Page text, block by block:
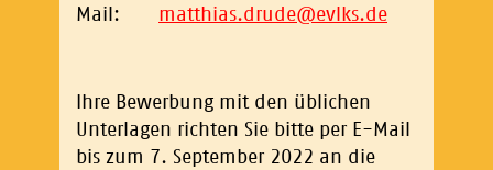
Mail:
matthias.drude@evlks.de
Ihre Bewerbung mit den üblichen
Unterlagen richten Sie bitte per E-Mail
bis zum 7. September 2022 an die